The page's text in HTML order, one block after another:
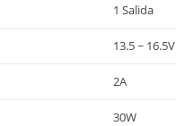
1 Salida
13.5 ~ 16.5V
2A
30W